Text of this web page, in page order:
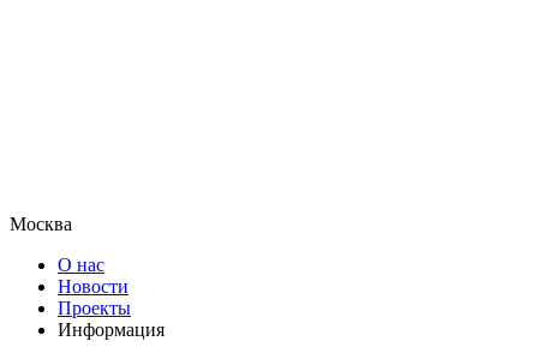
Москва
О нас
Новости
Проекты
Информация